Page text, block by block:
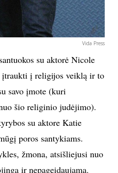
Vida Press
su aktorė Nicole
į religijos veiklą ir to
savo įmote (kuri
šio religinio judėjimo).
su aktore Katie
poros santykiams.
žmona, atsišliejusi nuo
ir nepageidaujama.